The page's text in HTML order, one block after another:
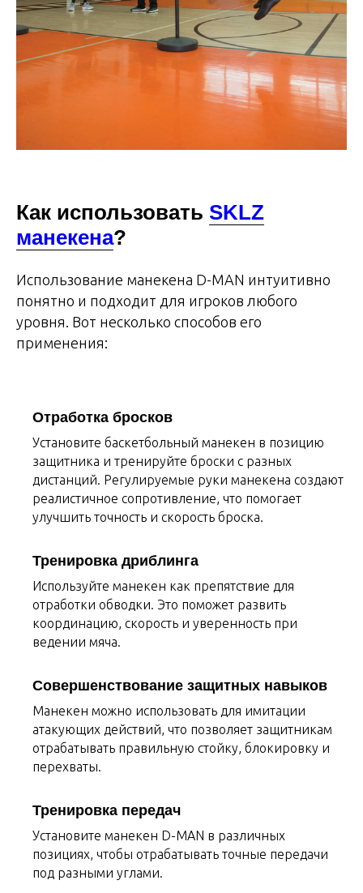
Как использовать SKLZ
манекена?
Использование манекена D-MAN интуитивно
понятно и подходит для игроков любого
уровня. Вот несколько способов его
применения:
Отработка бросков
Установите баскетбольный манекен в позицию
защитника и тренируйте броски с разных
дистанций. Регулируемые руки манекена создают
реалистичное сопротивление, что помогает
улучшить точность и скорость броска.
Тренировка дриблинга
Используйте манекен как препятствие для
отработки обводки. Это поможет развить
координацию, скорость и уверенность при
ведении мяча.
Совершенствование защитных навыков
Манекен можно использовать для имитации
атакующих действий, что позволяет защитникам
отрабатывать правильную стойку, блокировку и
перехваты.
Тренировка передач
Установите манекен D-MAN в различных
позициях, чтобы отрабатывать точные передачи
под разными углами.